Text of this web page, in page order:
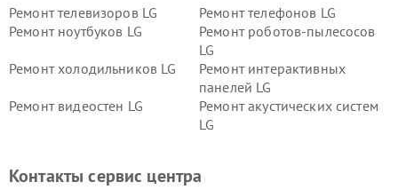
Ремонт телевизоров LG
Ремонт телефонов LG
Ремонт ноутбуков LG
Ремонт роботов-пылесосов
LG
Ремонт холодильников LG
Ремонт интерактивных
панелей LG
Ремонт видеостен LG
Ремонт акустических систем
LG
Ремонт морозильных камер
Ремонт вертикальных
Контакты сервис центра